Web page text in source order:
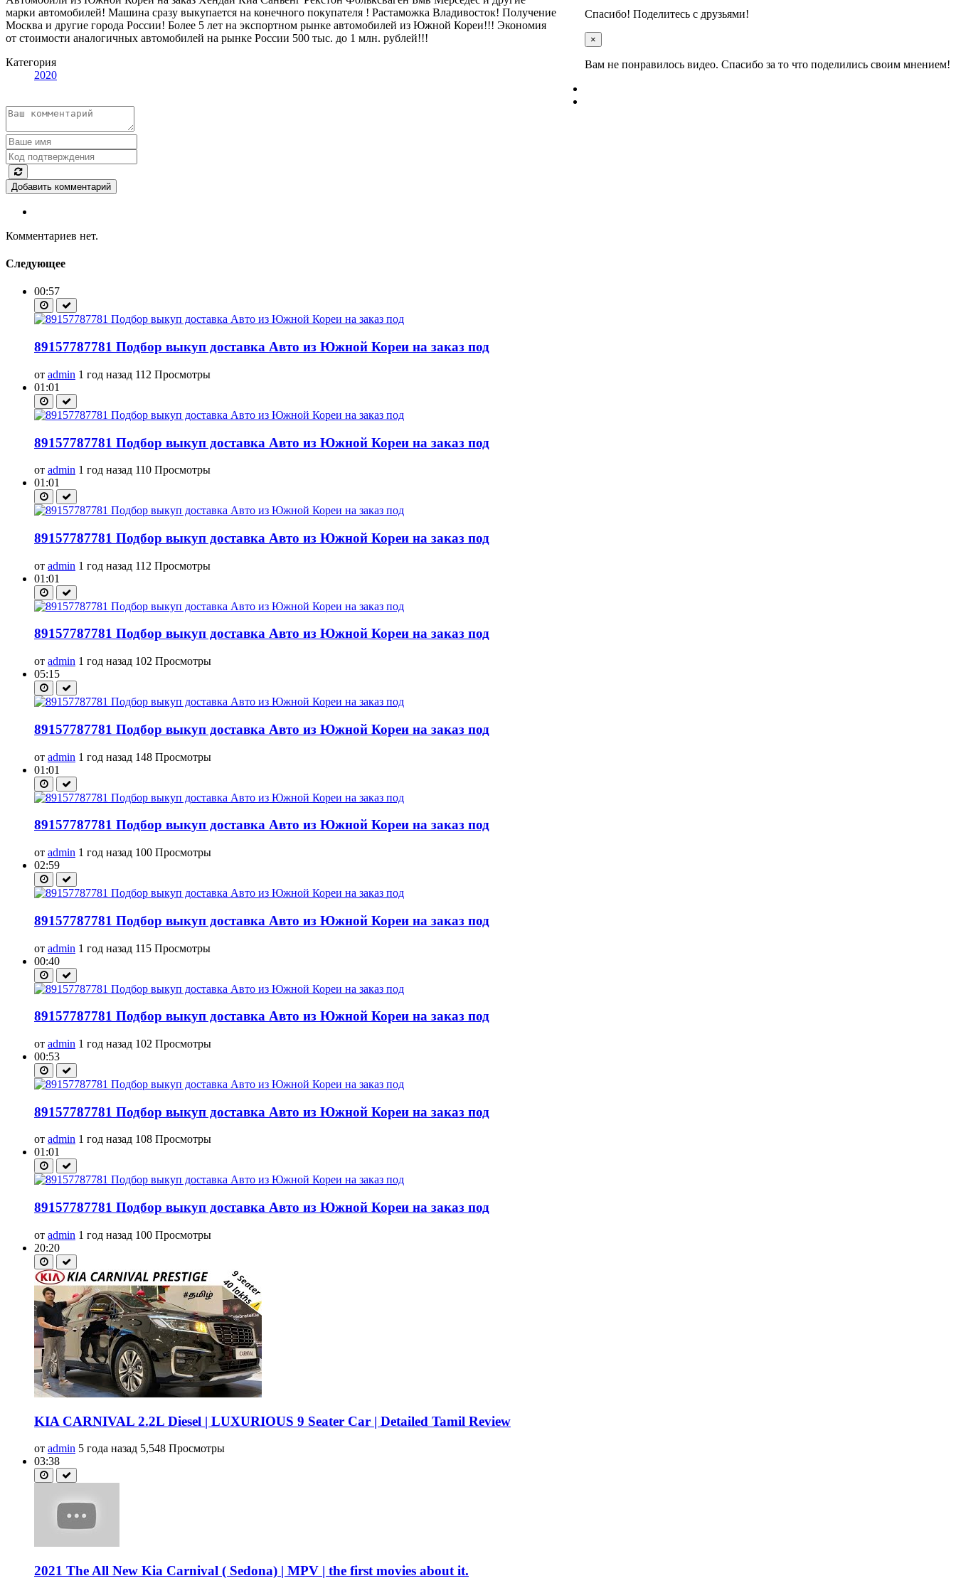
Спасибо! Поделитесь с друзьями!
×
Вам не понравилось видео. Спасибо за то что поделились своим мнением!
марки автомобилей! Машина сразу выкупается на конечного покупателя ! Растаможка Владивосток! Получение
Москва и другие города России! Более 5 лет на экспортном рынке автомобилей из Южной Кореи!!! Экономия
от стоимости аналогичных автомобилей на рынке России 500 тыс. до 1 млн. рублей!!!
Категория
2020
Добавить комментарий
Комментариев нет.
Следующее
00:57
89157787781 Подбор выкуп доставка Авто из Южной Кореи на заказ под
от admin 1 год назад 112 Просмотры
01:01
89157787781 Подбор выкуп доставка Авто из Южной Кореи на заказ под
от admin 1 год назад 110 Просмотры
01:01
89157787781 Подбор выкуп доставка Авто из Южной Кореи на заказ под
от admin 1 год назад 112 Просмотры
01:01
89157787781 Подбор выкуп доставка Авто из Южной Кореи на заказ под
от admin 1 год назад 102 Просмотры
05:15
89157787781 Подбор выкуп доставка Авто из Южной Кореи на заказ под
от admin 1 год назад 148 Просмотры
01:01
89157787781 Подбор выкуп доставка Авто из Южной Кореи на заказ под
от admin 1 год назад 100 Просмотры
02:59
89157787781 Подбор выкуп доставка Авто из Южной Кореи на заказ под
от admin 1 год назад 115 Просмотры
00:40
89157787781 Подбор выкуп доставка Авто из Южной Кореи на заказ под
от admin 1 год назад 102 Просмотры
00:53
89157787781 Подбор выкуп доставка Авто из Южной Кореи на заказ под
от admin 1 год назад 108 Просмотры
01:01
89157787781 Подбор выкуп доставка Авто из Южной Кореи на заказ под
от admin 1 год назад 100 Просмотры
20:20
KIA CARNIVAL 2.2L Diesel | LUXURIOUS 9 Seater Car | Detailed Tamil Review
от admin 5 года назад 5,548 Просмотры
03:38
2021 The All New Kia Carnival ( Sedona) | MPV | the first movies about it.